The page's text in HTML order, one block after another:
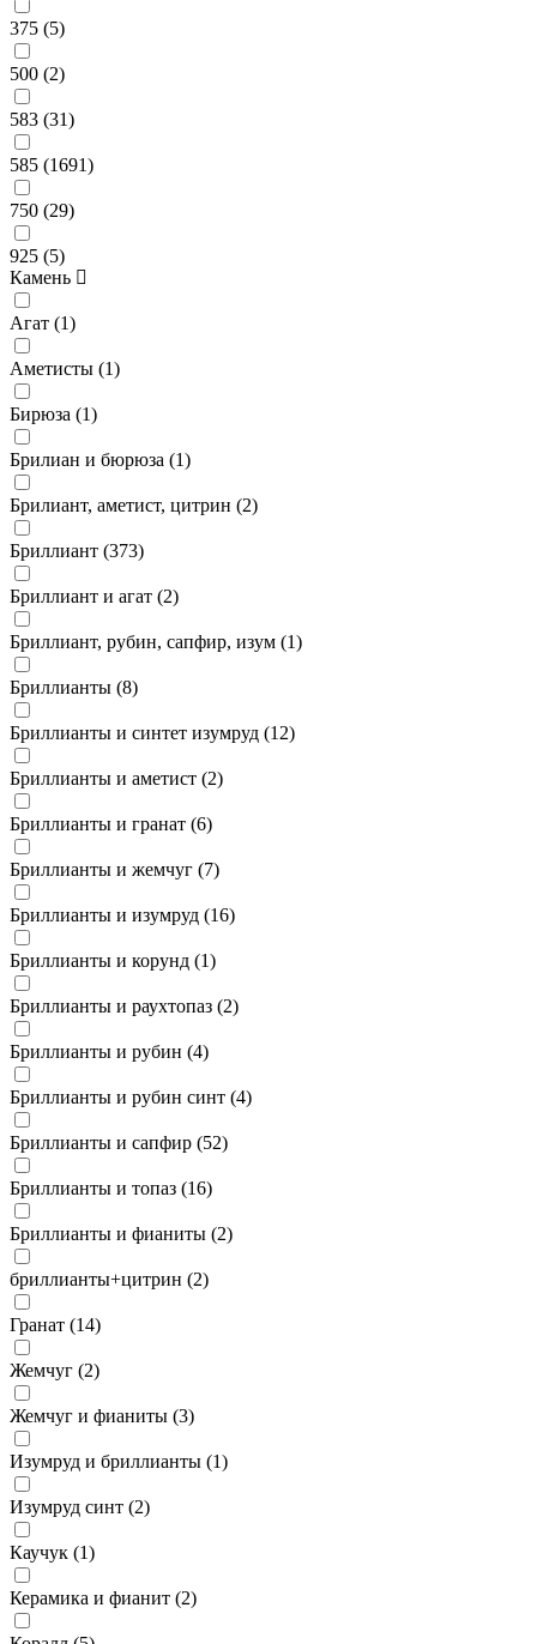
375 (5)
500 (2)
583 (31)
585 (1691)
750 (29)
925 (5)
Камень
Агат (1)
Аметисты (1)
Бирюза (1)
Брилиан и бюрюза (1)
Брилиант, аметист, цитрин (2)
Бриллиант (373)
Бриллиант и агат (2)
Бриллиант, рубин, сапфир, изум (1)
Бриллианты (8)
Бриллианты и синтет изумруд (12)
Бриллианты и аметист (2)
Бриллианты и гранат (6)
Бриллианты и жемчуг (7)
Бриллианты и изумруд (16)
Бриллианты и корунд (1)
Бриллианты и раухтопаз (2)
Бриллианты и рубин (4)
Бриллианты и рубин синт (4)
Бриллианты и сапфир (52)
Бриллианты и топаз (16)
Бриллианты и фианиты (2)
бриллианты+цитрин (2)
Гранат (14)
Жемчуг (2)
Жемчуг и фианиты (3)
Изумруд и бриллианты (1)
Изумруд синт (2)
Каучук (1)
Керамика и фианит (2)